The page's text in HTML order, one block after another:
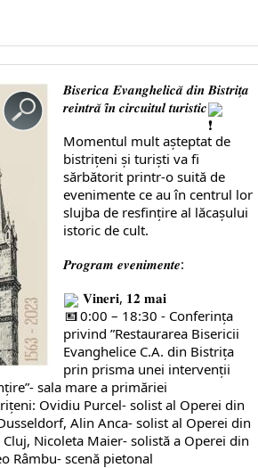
𝑩𝒊𝒔𝒆𝒓𝒊𝒄𝒂 𝑬𝒗𝒂𝒏𝒈𝒉𝒆𝒍𝒊𝒄𝒂̆ 𝒅𝒊𝒏 𝑩𝒊𝒔𝒕𝒓𝒊𝒕̗𝒂
𝒓𝒆𝒊𝒏𝒕𝒓𝒂̆ 𝒊̂𝒏 𝒄𝒊𝒓𝒄𝒖𝒊𝒕𝒖𝒍 𝒕𝒖𝒓𝒊𝒔𝒕𝒊𝒄
Momentul mult așteptat de
bistrițeni și turiști va fi
sărbătorit printr-o suită de
evenimente ce au în centrul lor
slujba de resfințire al lăcașului
istoric de cult.
𝑷𝒓𝒐𝒈𝒓𝒂𝒎 𝒆𝒗𝒆𝒏𝒊𝒎𝒆𝒏𝒕𝒆:
𝐕𝐢𝐧𝐞𝐫𝐢, 𝟏𝟐 𝐦𝐚𝐢
️ •10:00 – 18:30 - Conferința
privind ”Restaurarea Bisericii
Evanghelice C.A. din Bistrița
prin prisma unei intervenții
sala mare a primăriei
Ovidiu Purcel- solist al Operei din
Alin Anca- solist al Operei din
Nicoleta Maier- solistă a Operei din
Râmbu- scenă pietonal